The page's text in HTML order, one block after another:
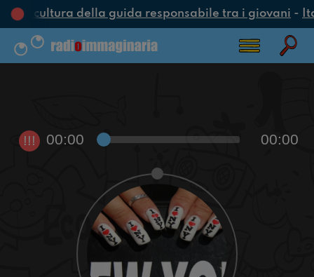
una cultura della guida responsabile tra i giovani-
!!! 00:00 00:00